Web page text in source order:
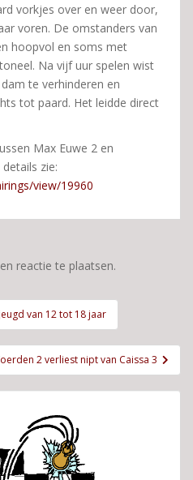
vorkjes over en weer door,
voren. De omstanders van
hoopvol en soms met
Na vijf uur spelen wist
te verhinderen en
tot paard. Het leidde direct
Max Euwe 2 en
zie:
view/19960
reactie te plaatsen.
van 12 tot 18 jaar
2 verliest nipt van Caissa 3